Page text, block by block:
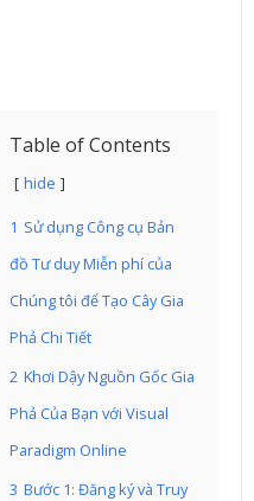
Table of Contents
hide
1 Sử dụng Công cụ Bản
đồ Tư duy Miễn phí của
Chúng tôi để Tạo Cây Gia
Phả Chi Tiết
2 Khơi Dậy Nguồn Gốc Gia
Phả Của Bạn với Visual
Paradigm Online
3 Bước 1: Đăng ký và Truy